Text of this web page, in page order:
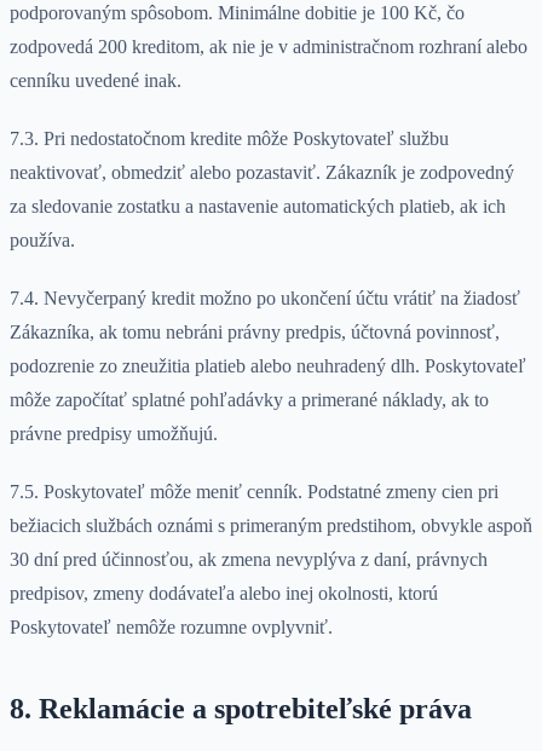
podporovaným spôsobom. Minimálne dobitie je 100 Kč, čo
zodpovedá 200 kreditom, ak nie je v administračnom rozhraní alebo
cenníku uvedené inak.
7.3. Pri nedostatočnom kredite môže Poskytovateľ službu
neaktivovať, obmedziť alebo pozastaviť. Zákazník je zodpovedný
za sledovanie zostatku a nastavenie automatických platieb, ak ich
používa.
7.4. Nevyčerpaný kredit možno po ukončení účtu vrátiť na žiadosť
Zákazníka, ak tomu nebráni právny predpis, účtovná povinnosť,
podozrenie zo zneužitia platieb alebo neuhradený dlh. Poskytovateľ
môže započítať splatné pohľadávky a primerané náklady, ak to
právne predpisy umožňujú.
7.5. Poskytovateľ môže meniť cenník. Podstatné zmeny cien pri
bežiacich službách oznámi s primeraným predstihom, obvykle aspoň
30 dní pred účinnosťou, ak zmena nevyplýva z daní, právnych
predpisov, zmeny dodávateľa alebo inej okolnosti, ktorú
Poskytovateľ nemôže rozumne ovplyvniť.
8. Reklamácie a spotrebiteľské práva